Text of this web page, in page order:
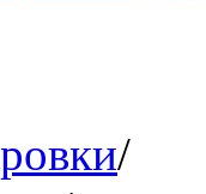
/